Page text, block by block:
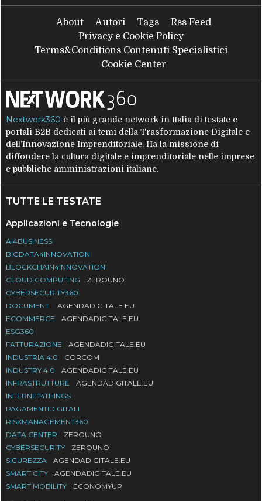
About Autori Tags
Rss Feed
Privacy e Cookie Policy
Terms&Conditions Contenuti Specialistici
Cookie Center
Nextwork360 è il più grande network in Italia di testate e
portali B2B dedicati ai temi della Trasformazione Digitale e
dell’Innovazione Imprenditoriale. Ha la missione di
diffondere la cultura digitale e imprenditoriale nelle imprese
e pubbliche amministrazioni italiane.
TUTTE LE TESTATE
Applicazioni e Tecnologie
AI4BUSINESS
BIGDATA4INNOVATION
BLOCKCHAIN4INNOVATION
CLOUD COMPUTING
ZEROUNO
CYBERSECURITY360
DOCUMENTI
AGENDADIGITALE.EU
ECOMMERCE
AGENDADIGITALE.EU
ESG360
FATTURAZIONE
AGENDADIGITALE.EU
INDUSTRIA 4.0
CORCOM
INDUSTRY 4.0
AGENDADIGITALE.EU
INFRASTRUTTURE
AGENDADIGITALE.EU
INTERNET4THINGS
PAGAMENTIDIGITALI
RISKMANAGEMENT360
DATA CENTER
ZEROUNO
CYBERSECURITY
ZEROUNO
SICUREZZA
AGENDADIGITALE.EU
SMART CITY
AGENDADIGITALE.EU
SMART MOBILITY
ECONOMYUP